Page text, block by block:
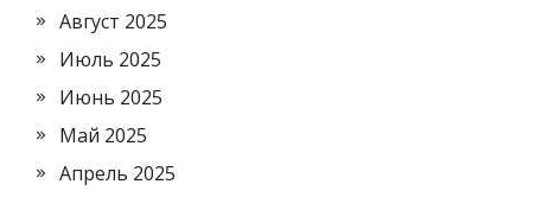
Август 2025
Июль 2025
Июнь 2025
Май 2025
Апрель 2025